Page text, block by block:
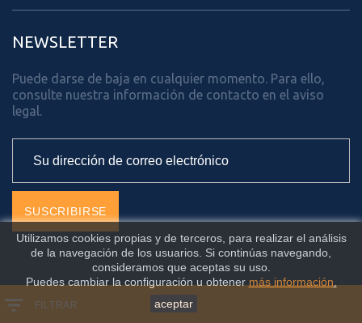
Utilizamos cookies propias y de terceros, para realizar el análisis
de la navegación de los usuarios. Si continúas navegando,
consideramos que aceptas su uso.
Puedes cambiar la configuración u obtener más información
aceptar
FILTRAR
NEWSLETTER
Puede darse de baja en cualquier momento. Para ello,
consulte nuestra información de contacto en el aviso
legal.